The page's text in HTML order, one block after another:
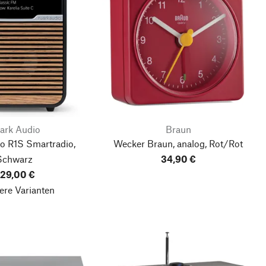
Audio
R1S Smartradio,
€
Varianten
Braun
Wecker Braun, analog, Rot/Rot
34,90 €